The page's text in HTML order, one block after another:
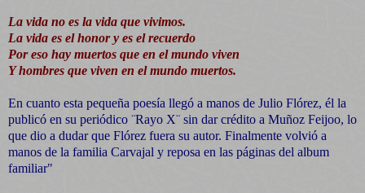
La vida no es la vida que vivimos.
La vida es el honor y es el recuerdo
Por eso hay muertos que en el mundo viven
Y hombres que viven en el mundo muertos.
En cuanto esta pequeña poesía llegó a manos de Julio Flórez, él la
publicó en su periódico ¨Rayo X¨ sin dar crédito a Muñoz Feijoo, lo
que dio a dudar que Flórez fuera su autor. Finalmente volvió a
manos de la familia Carvajal y reposa en las páginas del album
familiar"